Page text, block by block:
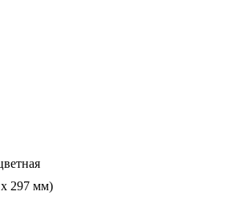
297 мм)